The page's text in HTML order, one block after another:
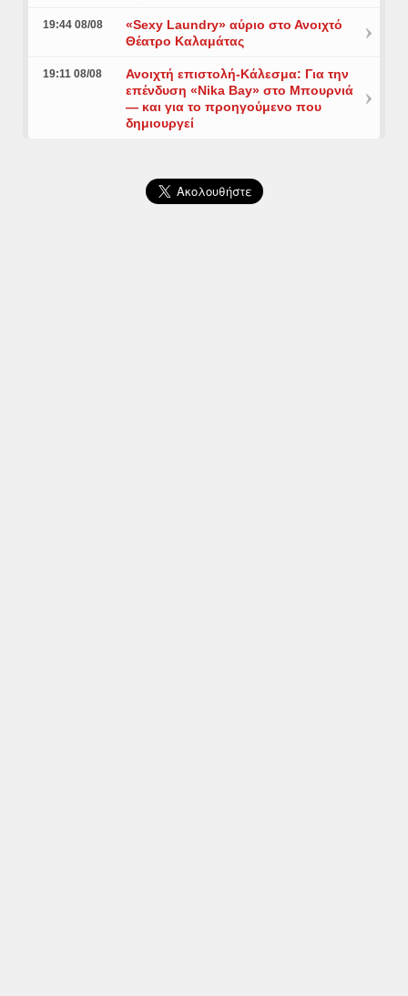
19:44 08/08
«Sexy Laundry» αύριο στο Ανοιχτό
Θέατρο Καλαμάτας
19:11 08/08
Ανοιχτή επιστολή-Κάλεσμα: Για την
επένδυση «Nika Bay» στο Μπουρνιά
— και για το προηγούμενο που
δημιουργεί